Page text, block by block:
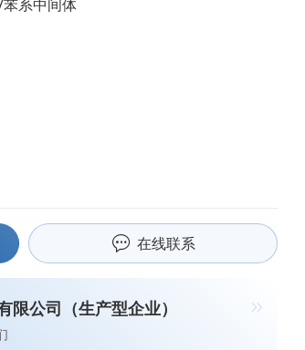
系中间体
在线联系
限公司（生产型企业）